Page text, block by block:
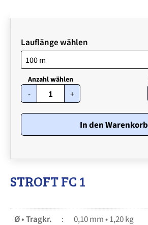
Lauflänge wählen
- STROFT
FC1
•
0,10
Menge
+
In den Warenkorb
STROFT FC 1
Ø • Tragkr.
0,10 mm • 1,20 kg